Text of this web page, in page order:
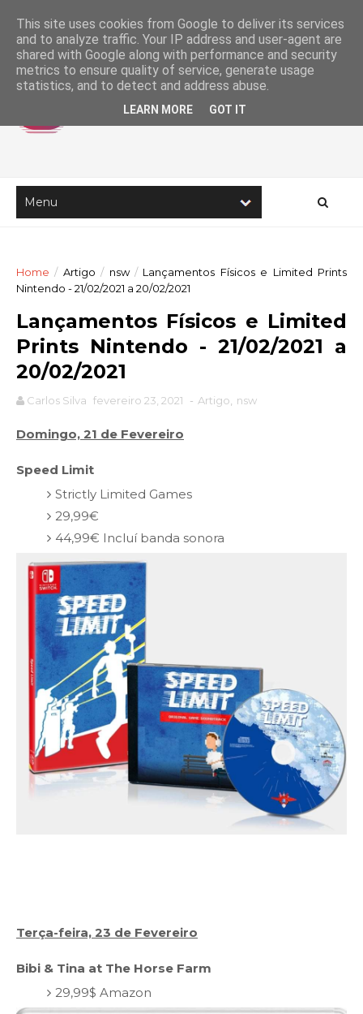
Home / Artigo / nsw / Lançamentos Físicos e Limited Prints
Nintendo - 21/02/2021 a 20/02/2021
Lançamentos Físicos e Limited
Prints Nintendo - 21/02/2021 a
20/02/2021
Carlos Silva fevereiro 23, 2021 - Artigo nsw
Domingo, 21 de Fevereiro
Speed Limit
Strictly Limited Games
29,99€
44,99€ Incluí banda sonora
Terça-feira, 23 de Fevereiro
Bibi & Tina at The Horse Farm
29,99$ Amazon
This site uses cookies from Google to deliver its services
and to analyze traffic. Your IP address and user-agent are
shared with Google along with performance and security
metrics to ensure quality of service, generate usage
statistics, and to detect and address abuse.
LEARN MORE GOT IT